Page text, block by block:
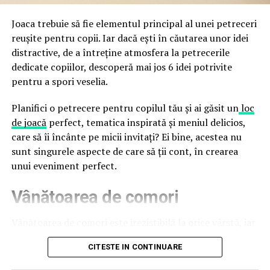
false până la tentative de furt al datelor personale și
financiare. Instituția recomandă verificarea atentă a
sursei mesajelor și raportarea incidentelor la numărul
unic 1911.
Campaniile identificate în ultimele săptămâni folosesc
false de streaming, coduri QR malițioase și mesaje care
promit bilete, rambursări, premii sau acces gratuit la
meciuri. FBI a emis în luna mai un avertisment privind
site-urile care clonează platforma oficială prin
modificări minore ale denumirii domeniului, precum
a colecta date personale și bancare.
de cercetătorii în securitate, ar opera peste 300 de
pagini de phishing care reproduc ecranul de
Joaca trebuie să fie elementul principal al unei petreceri
reușite pentru copii. Iar dacă ești în căutarea unor idei
distractive, de a întreține atmosfera la petrecerile
dedicate copiilor, descoperă mai jos 6 idei potrivite
pentru a spori veselia.
Planifici o petrecere pentru copilul tău și ai găsit unloc
de joacăperfect, tematica inspirată și meniul delicios,
care să îi încânte pe micii invitați? Ei bine, acestea nu
sunt singurele aspecte de care să ții cont, în crearea
unui eveniment perfect.
Vânătoarea de comori
pentru copii este una dintre cele mai distractive
activități. Tot ce trebuie să faci este să ascunzi câteva
CITESTE IN CONTINUARE